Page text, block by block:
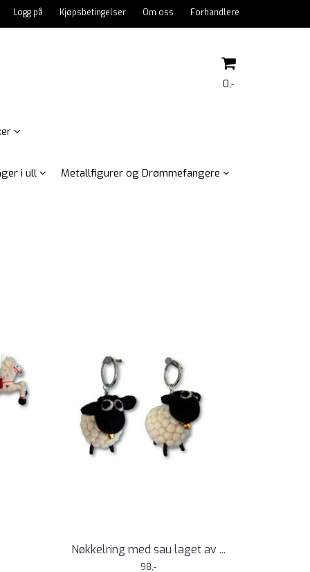
Logg på Kjøpsbetingelser Om oss Forhandlere
0,-
i ull Metallfigurer og Drømmefangere
Nøkkelring med sau laget av ...
98,-